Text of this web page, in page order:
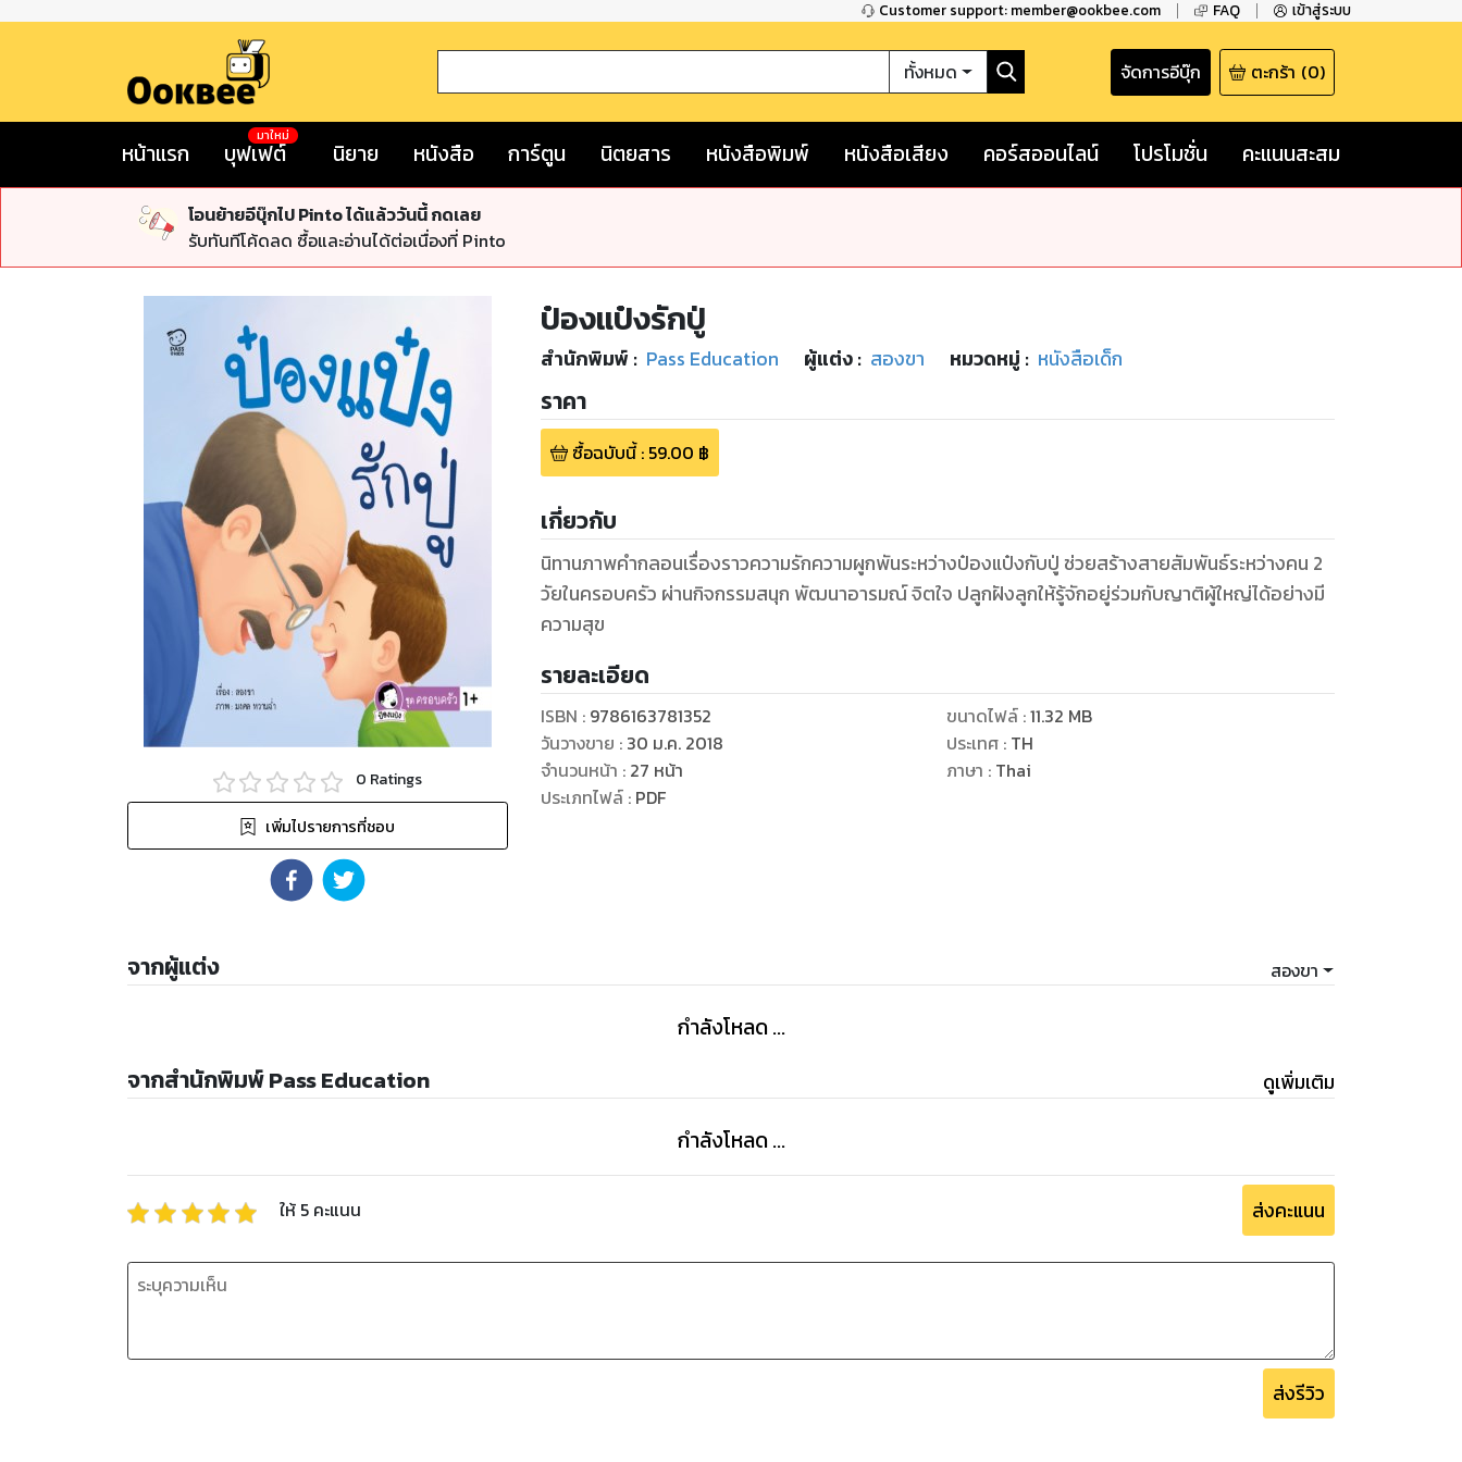
Customer support: member@ookbee.com FAQ เข้าสู่ระบบ
ทั้งหมด จัดการอีบุ๊ก ตะกร้า (0)
หน้าแรก บุฟเฟต์
มาใหม่
นิยาย หนังสือ การ์ตูน นิตยสาร หนังสือพิมพ์ หนังสือเสียง คอร์สออนไลน์ โปรโมชั่น คะแนนสะสม
โอนย้ายอีบุ๊กไป Pinto ได้แล้ววันนี้ กดเลย
รับทันทีโค้ดลด ซื้อและอ่านได้ต่อเนื่องที่ Pinto
0 Ratings
เพิ่มไปรายการที่ชอบ
ป๋องแป๋งรักปู่
สำนักพิมพ์ : Pass Education ผู้แต่ง : สองขา หมวดหมู่ : หนังสือเด็ก
ราคา
ซื้อฉบับนี้: 59.00 ฿
เกี่ยวกับ
นิทานภาพคำกลอนเรื่องราวความรักความผูกพันระหว่างป๋องแป๋งกับปู่ ช่วยสร้างสายสัมพันธ์ระหว่างคน 2
วัยในครอบครัว ผ่านกิจกรรมสนุก พัฒนาอารมณ์ จิตใจ ปลูกฝังลูกให้รู้จักอยู่ร่วมกับญาติผู้ใหญ่ได้อย่างมี
ความสุข
รายละเอียด
ISBN : 9786163781352
วันวางขาย : 30 ม.ค. 2018
จำนวนหน้า : 27 หน้า
ประเภทไฟล์: PDF
ขนาดไฟล์:11.32 MB
ประเทศ : TH
ภาษา : Thai
จากผู้แต่ง สองขา
กำลังโหลด ...
จากสำนักพิมพ์ Pass Education ดูเพิ่มเติม
กำลังโหลด ...
ให้ 5 คะแนน ส่งคะแนน
ส่งรีวิว